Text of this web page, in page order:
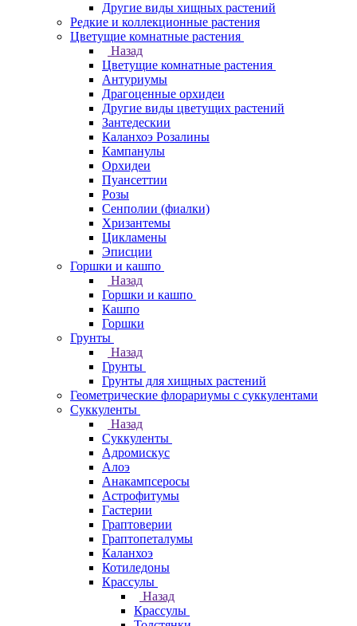
Другие виды хищных растений
Редкие и коллекционные растения
Цветущие комнатные растения
Назад
Цветущие комнатные растения
Антуриумы
Драгоценные орхидеи
Другие виды цветущих растений
Зантедескии
Каланхоэ Розалины
Кампанулы
Орхидеи
Пуансеттии
Розы
Сенполии (фиалки)
Хризантемы
Цикламены
Эписции
Горшки и кашпо
Назад
Горшки и кашпо
Кашпо
Горшки
Грунты
Назад
Грунты
Грунты для хищных растений
Геометрические флорариумы с суккулентами
Суккуленты
Назад
Суккуленты
Адромискус
Алоэ
Анакампсеросы
Астрофитумы
Гастерии
Граптоверии
Граптопеталумы
Каланхоэ
Котиледоны
Крассулы
Назад
Крассулы